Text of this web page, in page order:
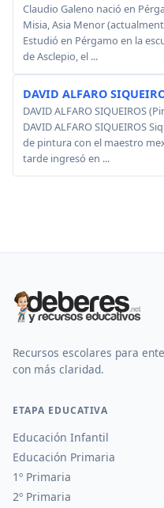
Claudio Galeno nació en
Misia, Asia Menor
Estudió en Pérgamo en la
de Asclepio, el ...
DAVID ALFARO
DAVID ALFARO SIQUEIROS
DAVID ALFARO SIQUEIROS
de pintura con el maestro
tarde ingresó en ...
Recursos escolares para
con más claridad.
ETAPA EDUCATIVA
Educación Infantil
Educación Primaria
1º Primaria
2º Primaria